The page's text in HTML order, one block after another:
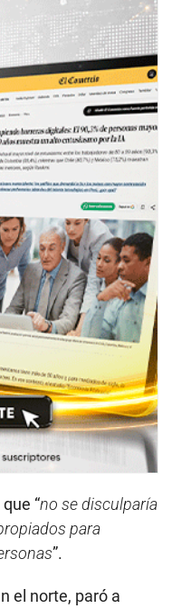
“no se disculparía
para
”.
el norte, paró a